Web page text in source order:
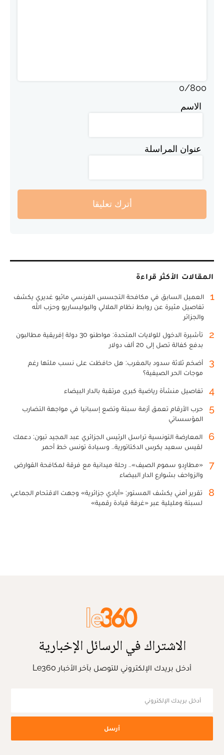
0/800
الاسم
عنوان المراسلة
أترك تعليقا
المقالات الأكثر قراءة
1
العميل السابق في مكافحة التجسس الفرنسي ماثيو غديري يكشف
تفاصيل مثيرة عن روابط نظام الملالي والبوليساريو وحزب الله
والجزائر
2
تأشيرة الدخول للولايات المتحدة: مواطنو 30 دولة إفريقية مطالبون
بدفع كفالة تصل إلى 20 ألف دولار
3
أضخم ثلاثة سدود بالمغرب: هل حافظت على نسب ملئها رغم
موجات الحر الصيفية؟
4 تفاصيل منشأة رياضية كبرى مرتقبة بالدار البيضاء
5
حرب الأرقام تعمق أزمة سبتة وتضع إسبانيا في مواجهة التضارب
المؤسساتي
6
المعارضة التونسية تراسل الرئيس الجزائري عبد المجيد تبون: دعمك
لقيس سعيد يكرس الدكتاتورية.. وسيادة تونس خط أحمر
7
«مطارِدو سموم الصيف».. رحلة ميدانية مع فرقة لمكافحة القوارض
والزواحف بشوارع الدار البيضاء
8
تقرير أمني يكشف المستور: «أيادي جزائرية» وجهت الاقتحام الجماعي
لسبتة ومليلية عبر «غرفة قيادة رقمية»
الاشتراك في الرسائل الإخبارية
أدخل بريدك الإلكتروني للتوصل بآخر الأخبار Le360
أرسل